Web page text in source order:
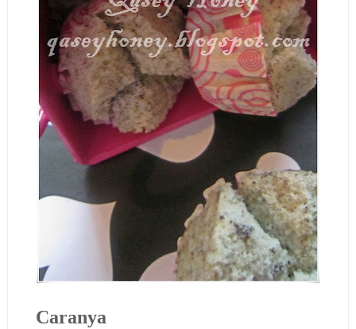
Caranya